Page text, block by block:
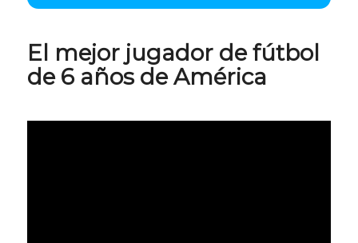
El mejor jugador de fútbol
de 6 años de América